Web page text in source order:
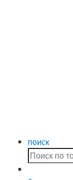
поиск
Искать: